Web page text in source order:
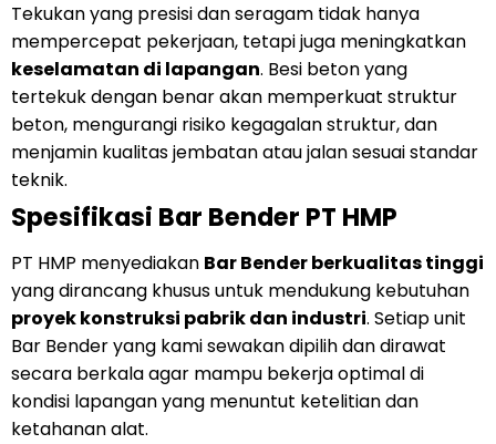
Tekukan yang presisi dan seragam tidak hanya
mempercepat pekerjaan, tetapi juga meningkatkan
keselamatan di lapangan. Besi beton yang
tertekuk dengan benar akan memperkuat struktur
beton, mengurangi risiko kegagalan struktur, dan
menjamin kualitas jembatan atau jalan sesuai standar
teknik.
Spesifikasi Bar Bender PT HMP
PT HMP menyediakan Bar Bender berkualitas tinggi
yang dirancang khusus untuk mendukung kebutuhan
proyek konstruksi pabrik dan industri. Setiap unit
Bar Bender yang kami sewakan dipilih dan dirawat
secara berkala agar mampu bekerja optimal di
kondisi lapangan yang menuntut ketelitian dan
ketahanan alat.